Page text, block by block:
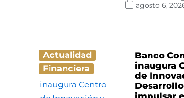
agosto 6,
Actualidad
Financiera
Banco
inaugura
de